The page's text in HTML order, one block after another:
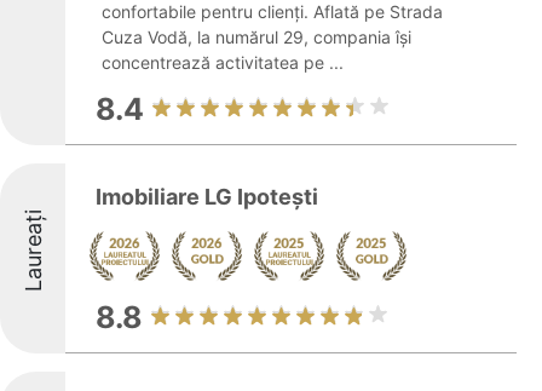
confortabile pentru clienți. Aflată pe Strada
Cuza Vodă, la numărul 29, compania își
concentrează activitatea pe ...
8.4
Laureați
Imobiliare LG Ipoteşti
8.8